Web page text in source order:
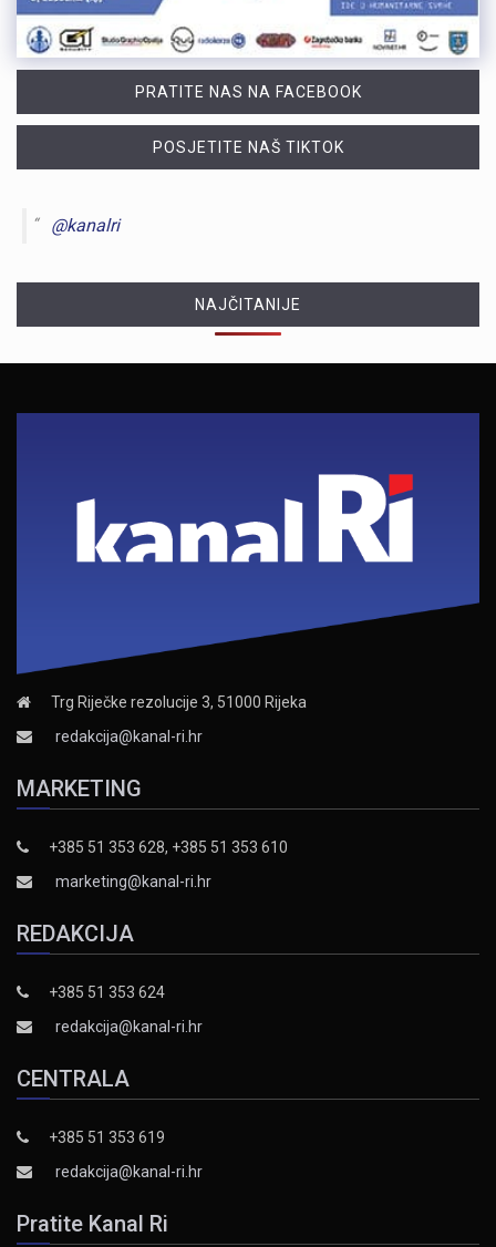
PRATITE NAS NA FACEBOOK
POSJETITE NAŠ TIKTOK
@kanalri
NAJČITANIJE
Trg Riječke rezolucije 3, 51000 Rijeka
redakcija@kanal-ri.hr
MARKETING
+385 51 353 628, +385 51 353 610
marketing@kanal-ri.hr
REDAKCIJA
+385 51 353 624
redakcija@kanal-ri.hr
CENTRALA
+385 51 353 619
redakcija@kanal-ri.hr
Pratite Kanal Ri